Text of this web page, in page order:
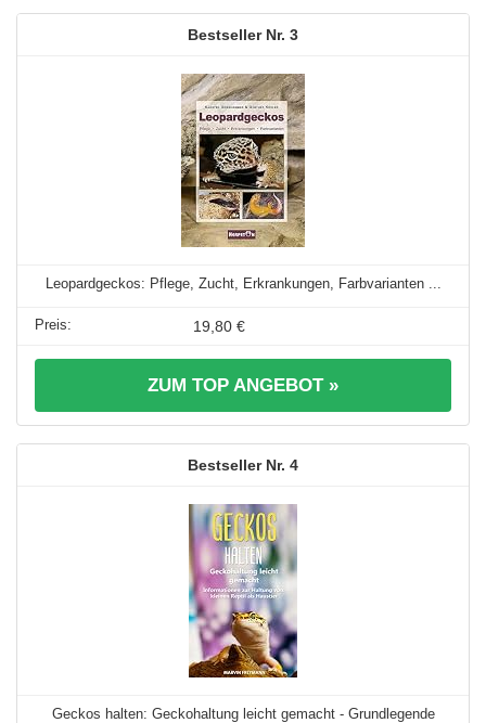
3
Leopardgeckos: Pflege, Zucht, Erkrankungen, Farbvarianten ...
19,80 €
ZUM TOP ANGEBOT »
4
Geckos halten: Geckohaltung leicht gemacht - Grundlegende